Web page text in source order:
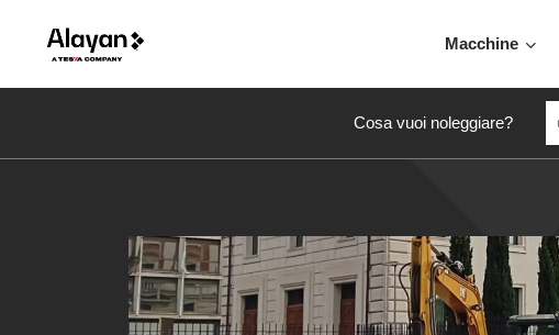
Macchine
Cosa vuoi noleggiare?